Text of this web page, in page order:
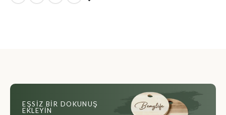
EŞSIZ BIR DOKUNUŞ
EKLEYIN